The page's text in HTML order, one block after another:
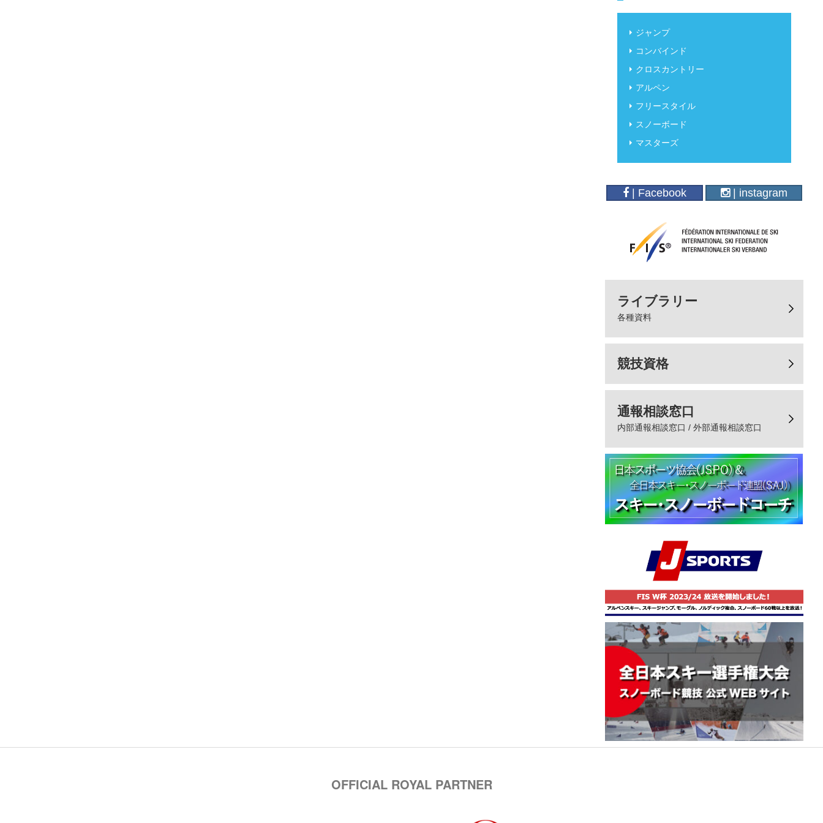
ジャンプ
コンバインド
クロスカントリー
アルペン
フリースタイル
スノーボード
マスターズ
| Facebook | instagram
ライブラリー
各種資料
競技資格
通報相談窓口
内部通報相談窓口 / 外部通報相談窓口
OFFICIAL ROYAL PARTNER